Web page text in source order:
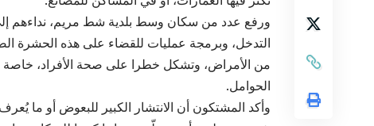
ورفع عدد من سكان وسط بلدية شط مريم، نداءهم
التدخل، وبرمجة عمليات للقضاء على هذه الحشرة
من الأمراض، وتشكل خطرا على صحة الأفراد، خاصة
الحوامل.
وأكد المشتكون أن الانتشار الكبير للبعوض أو ما